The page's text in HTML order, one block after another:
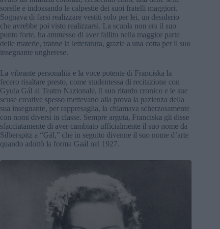
sorelle e indossando le calpestie dei suoi fratelli maggiori.
Sognava di farsi realizzare vestiti solo per lei, un desiderio
che avrebbe poi visto realizzarsi. La scuola non era il suo
punto forte, ha ammesso di aver fallito nella maggior parte
delle materie, tranne la letteratura, grazie a una cotta per il suo
insegnante ungherese.
La vibrante personalità e la voce potente di Franciska la
fecero risaltare presto, come studentessa di recitazione con
Gyula Gál al Teatro Nazionale, il suo ritardo cronico e le sue
scuse creative spesso mettevano alla prova la pazienza della
sua insegnante, per rappresaglia, la chiamava scherzosamente
con nomi diversi in classe. Sempre arguta, Franciska gli disse
sfacciatamente di aver cambiato ufficialmente il suo nome da
Silberspitz a “Gál,” che in seguito divenne il suo nome d’arte
quando adottò la forma Gaál nel 1927.